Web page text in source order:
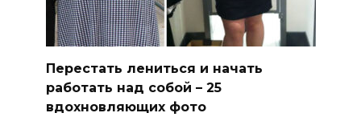
Перестать лениться и начать
работать над собой – 25
вдохновляющих фото